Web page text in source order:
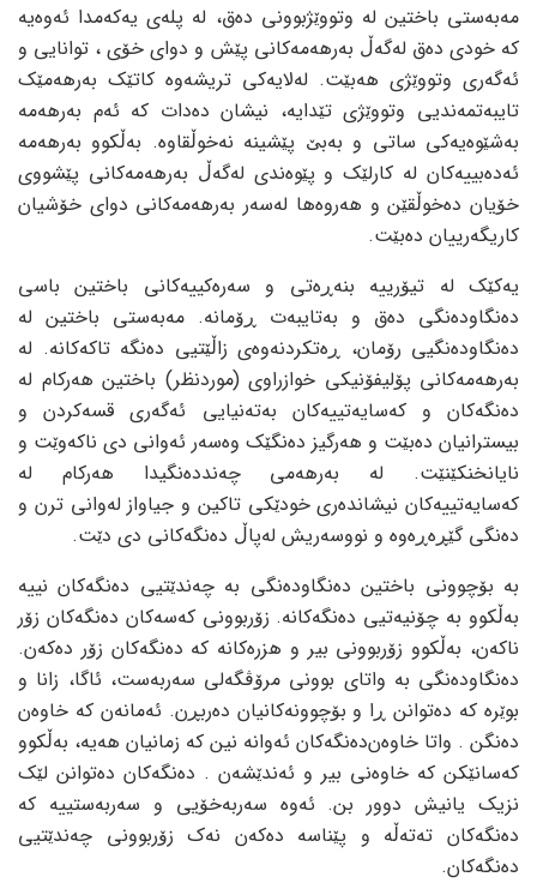
مه‌به‌ستی باختین له‌ وتووێژبوونی ده‌ق، له‌ پله‌ی یه‌که‌مدا ئه‌وه‌یه‌
که‌ خودی ده‌ق له‌گه‌ڵ به‌رهه‌مه‌کانی پێش و دوای خۆی ، توانایی و
ئه‌گه‌ری وتووێژی هه‌بێت. له‌لایه‌کی تریشه‌وه‌ کاتێک به‌رهه‌مێک
تایبه‌تمه‌ندیی وتووێژی تێدایه‌، نیشان ده‌دات که‌ ئه‌م به‌رهه‌مه‌
به‌شێوه‌یه‌کی ساتی و به‌بێ پێشینه‌ نه‌خوڵقاوه‌. به‌ڵکوو به‌رهه‌مه‌
ئه‌ده‌بییه‌کان له‌ کارلێک و پێوه‌ندی له‌گه‌ڵ به‌رهه‌مه‌کانی پێشووی
خۆیان ده‌خوڵقێن و هه‌روه‌ها له‌سه‌ر به‌رهه‌مه‌کانی دوای خۆشیان
کاریگه‌رییان ده‌بێت.
یه‌کێک له‌ تیۆرییه‌ بنه‌ڕه‌تی و سه‌ره‌کییه‌کانی باختین باسی
ده‌نگاوده‌نگی ده‌ق و به‌تایبه‌ت ڕۆمانه‌. مه‌به‌ستی باختین له‌
ده‌نگاوده‌نگیی رۆمان، ڕه‌تکردنه‌وه‌ی زاڵێتیی ده‌نگه‌ تاکه‌کانه‌. له‌
به‌رهه‌مه‌کانی پۆلیفۆنیکی خوازراوی (موردنظر) باختین هه‌رکام له‌
ده‌نگه‌کان و که‌سایه‌تییه‌کان به‌ته‌نیایی ئه‌گه‌ری قسه‌کردن و
بیسترانیان ده‌بێت و هه‌رگیز ده‌نگێک وه‌سه‌ر ئه‌وانی دی ناکه‌وێت و
نایانخنکێنێت. له‌ به‌رهه‌می چه‌ندده‌نگیدا هه‌رکام له‌
که‌سایه‌تییه‌کان نیشانده‌ری خودێکی تاکین و جیاواز له‌وانی ترن و
ده‌نگی گێڕه‌ڕه‌وه‌ و نووسه‌ریش له‌پاڵ ده‌نگه‌کانی دی دێت.
به‌ بۆچوونی باختین ده‌نگاوده‌نگی به‌ چه‌ندێتیی ده‌نگه‌کان نییه‌
به‌ڵکوو به‌ چۆنیه‌تیی ده‌نگه‌کانه‌. زۆربوونی که‌سه‌کان ده‌نگه‌کان زۆر
ناکه‌ن، به‌ڵکوو زۆربوونی بیر و هزره‌کانه‌ که‌ ده‌نگه‌کان زۆر ده‌که‌ن.
ده‌نگاوده‌نگی به‌ واتای بوونی مرۆڤگه‌لی سه‌ربه‌ست، ئاگا، زانا و
بوێره‌ که‌ ده‌توانن ڕا و بۆچوونه‌کانیان ده‌ربڕن. ئه‌مانه‌ن که‌ خاوه‌ن
ده‌نگن . واتا خاوه‌ن‌ده‌نگه‌کان ئه‌وانه‌ نین که‌ زمانیان هه‌یه‌، به‌ڵکوو
که‌سانێکن که‌ خاوه‌نی بیر و ئه‌ندێشه‌ن . ده‌نگه‌کان ده‌توانن لێک
نزیک یانیش دوور بن. ئه‌وه‌ سه‌ربه‌خۆیی و سه‌ربه‌ستییه‌ که‌
ده‌نگه‌کان ته‌ته‌ڵه‌ و پێناسه‌ ده‌که‌ن نه‌ک زۆربوونی چه‌ندێتیی
ده‌نگه‌کان.